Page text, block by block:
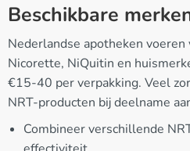
Beschikbare
Nederlandse apotheken
Nicorette, NiQuitin en
€15-40 per verpakking. Veel
NRT-producten bij deelname
Combineer verschillende